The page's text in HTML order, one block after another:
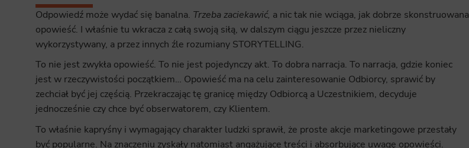
Odpowiedź może wydać się banalna. Trzeba zaciekawić, a nic tak nie wciąga, jak dobrze skonstruowana
opowieść. I właśnie tu wkracza z całą swoją siłą, w dalszym ciągu jeszcze przez nieliczny
wykorzystywany, a przez innych źle rozumiany STORYTELLING.
To nie jest zwykła opowieść. To nie jest pojedynczy akt. To dobra narracja. To narracja, gdzie koniec
jest w rzeczywistości początkiem… Opowieść ma na celu zainteresowanie Odbiorcy, sprawić by
zechciał być jej częścią. Przekraczając tę granicę między Odbiorcą a Uczestnikiem, decyduje
jednocześnie czy chce być obserwatorem, czy Klientem.
To właśnie kapryśny i wymagający charakter ludzki sprawił, że proste akcje marketingowe przestały
być popularne. Na znaczeniu zyskały natomiast angażujące treści i absorbujące uwagę opowieści.